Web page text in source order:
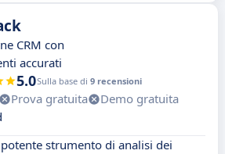
CRM con
accurati
5.0Sulla base di 9 recensioni
Prova gratuita
Demo gratuita
strumento di analisi dei